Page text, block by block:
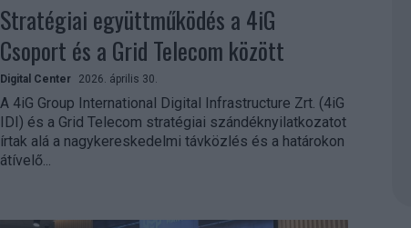
Stratégiai együttműködés a 4iG
Csoport és a Grid Telecom között
Digital Center 2026. április 30.
A 4iG Group International Digital Infrastructure Zrt. (4iG
IDI) és a Grid Telecom stratégiai szándéknyilatkozatot
írtak alá a nagykereskedelmi távközlés és a határokon
átívelő...